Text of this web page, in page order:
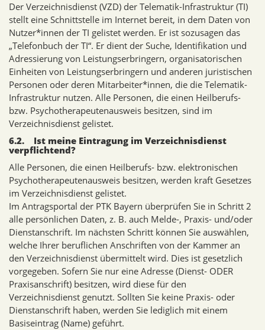
Der Verzeichnisdienst (VZD) der Telematik-Infrastruktur (TI)
stellt eine Schnittstelle im Internet bereit, in dem Daten von
Nutzer*innen der TI gelistet werden. Er ist sozusagen das
„Telefonbuch der TI“. Er dient der Suche, Identifikation und
Adressierung von Leistungserbringern, organisatorischen
Einheiten von Leistungserbringern und anderen juristischen
Personen oder deren Mitarbeiter*innen, die die Telematik-
Infrastruktur nutzen. Alle Personen, die einen Heilberufs-
bzw. Psychotherapeutenausweis besitzen, sind im
Verzeichnisdienst gelistet.
6.2. Ist meine Eintragung im Verzeichnisdienst
verpflichtend?
Alle Personen, die einen Heilberufs- bzw. elektronischen
Psychotherapeutenausweis besitzen, werden kraft Gesetzes
im Verzeichnisdienst gelistet.
Im Antragsportal der PTK Bayern überprüfen Sie in Schritt 2
alle persönlichen Daten, z. B. auch Melde-, Praxis- und/oder
Dienstanschrift. Im nächsten Schritt können Sie auswählen,
welche Ihrer beruflichen Anschriften von der Kammer an
den Verzeichnisdienst übermittelt wird. Dies ist gesetzlich
vorgegeben. Sofern Sie nur eine Adresse (Dienst- ODER
Praxisanschrift) besitzen, wird diese für den
Verzeichnisdienst genutzt. Sollten Sie keine Praxis- oder
Dienstanschrift haben, werden Sie lediglich mit einem
Basiseintrag (Name) geführt.